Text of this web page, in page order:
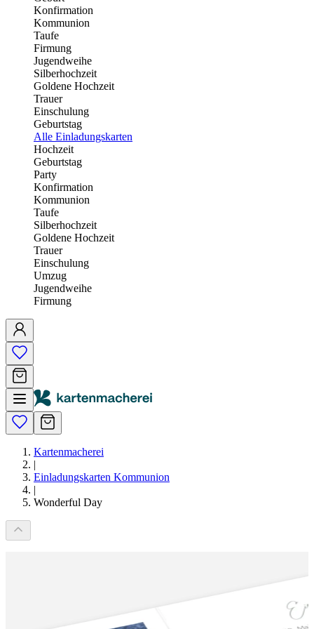
Konfirmation
Kommunion
Taufe
Firmung
Jugendweihe
Silberhochzeit
Goldene Hochzeit
Trauer
Einschulung
Geburtstag
Alle Einladungskarten
Hochzeit
Geburtstag
Party
Konfirmation
Kommunion
Taufe
Silberhochzeit
Goldene Hochzeit
Trauer
Einschulung
Umzug
Jugendweihe
Firmung
Kartenmacherei
|
Einladungskarten Kommunion
|
Wonderful Day